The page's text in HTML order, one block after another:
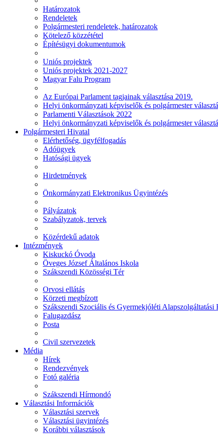
Határozatok
Rendeletek
Polgármesteri rendeletek, határozatok
Kötelező közzététel
Építésügyi dokumentumok
Uniós projektek
Uniós projektek 2021-2027
Magyar Falu Program
Az Európai Parlament tagjainak választása 2019.
Helyi önkormányzati képviselők és polgármester
Parlamenti Választások 2022
Helyi önkormányzati képviselők és polgármester
Polgármesteri Hivatal
Elérhetőség, ügyfélfogadás
Adóügyek
Hatósági ügyek
Hirdetmények
Önkormányzati Elektronikus Ügyintézés
Pályázatok
Szabályzatok, tervek
Közérdekű adatok
Intézmények
Kiskuckó Óvoda
Öveges József Általános Iskola
Szákszendi Közösségi Tér
Orvosi ellátás
Körzeti megbízott
Szákszendi Szociális és Gyermekjóléti Alapszolgáltatási
Falugazdász
Posta
Civil szervezetek
Média
Hírek
Rendezvények
Fotó galéria
Szákszendi Hírmondó
Választási Információk
Választási szervek
Választási ügyintézés
Korábbi választások